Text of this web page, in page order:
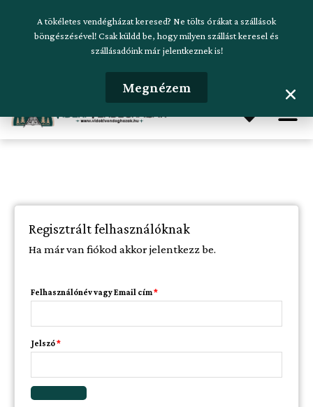
Szálláskeresés beküldése
Regisztrált felhasználóknak
Ha már van fiókod akkor jelentkezz be.
Felhasználónév vagy Email cím*
Jelszó*
A tökéletes vendégházat keresed? Ne tölts órákat a szállások
böngészésével! Csak küldd be, hogy milyen szállást keresel és
szállásadóink már jelentkeznek is!
Megnézem